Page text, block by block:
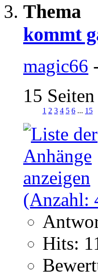
kommt
magic66
15 Seiten
1 2 3 4 5 6 ... 15
Hits: